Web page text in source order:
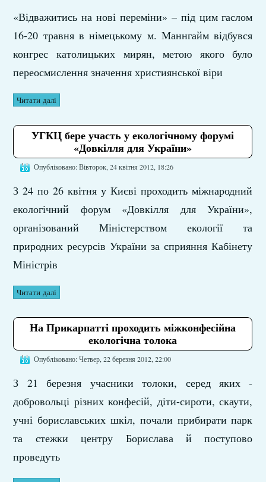
«Відважитись на нові переміни» – під цим гаслом
16-20 травня в німецькому м. Маннгайм відбувся
конгрес католицьких мирян, метою якого було
переосмислення значення християнської віри
Читати далі
УГКЦ бере участь у екологічному форумі
«Довкілля для України»
Опубліковано: Вівторок, 24 квітня 2012, 18:26
З 24 по 26 квітня у Києві проходить міжнародний
екологічний форум «Довкілля для України»,
організований Міністерством екології та
природних ресурсів України за сприяння Кабінету
Міністрів
Читати далі
На Прикарпатті проходить міжконфесійна
екологічна толока
Опубліковано: Четвер, 22 березня 2012, 22:00
З 21 березня учасники толоки, серед яких -
добровольці різних конфесій, діти-сироти, скаути,
учні бориславських шкіл, почали прибирати парк
та стежки центру Борислава й поступово
проведуть